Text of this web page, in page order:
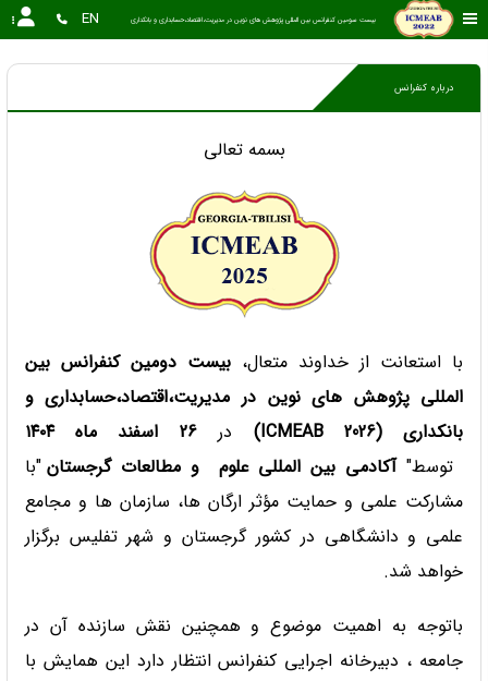
بیست سومین کنفرانس بین المللی پژوهش های نوین در مدیریت،اقتصاد،حسابداری و بانکداری EN
درباره کنفرانس
بسمه تعالی
با استعانت از خداوند متعال،بیست دومین کنفرانس بین
المللی پژوهش های نوین در مدیریت،اقتصاد،حسابداری و
بانکداری (ICMEAB 2026)
در26 اسفند ماه ۱۴۰۴
توسط"آکادمی بین المللی علوم و مطالعات گرجستان "با
مشارکت علمی و حمایت مؤثر ارگان ها، سازمان ها و مجامع
علمی و دانشگاهی در کشور گرجستان و شهر تفلیس برگزار
خواهد شد.
باتوجه به اهمیت موضوع و همچنین نقش سازنده آن در
جامعه ، دبیرخانه اجرایی کنفرانس انتظار دارد این همایش با